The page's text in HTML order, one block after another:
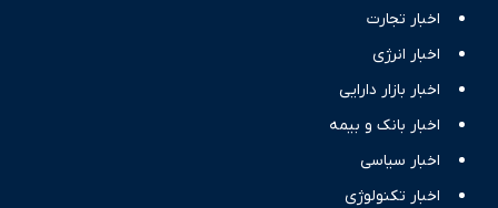
اخبار تجارت
اخبار انرژی
اخبار بازار دارایی
اخبار بانک و بیمه
اخبار سیاسی
اخبار تکنولوژی